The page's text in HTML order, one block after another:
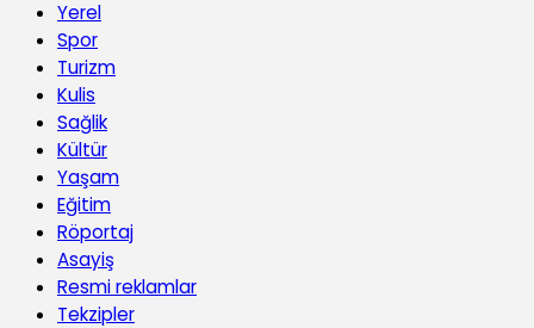
Yerel
Spor
Turizm
Kulis
Sağlik
Kültür
Yaşam
Eğitim
Röportaj
Asayiş
Resmi reklamlar
Tekzipler